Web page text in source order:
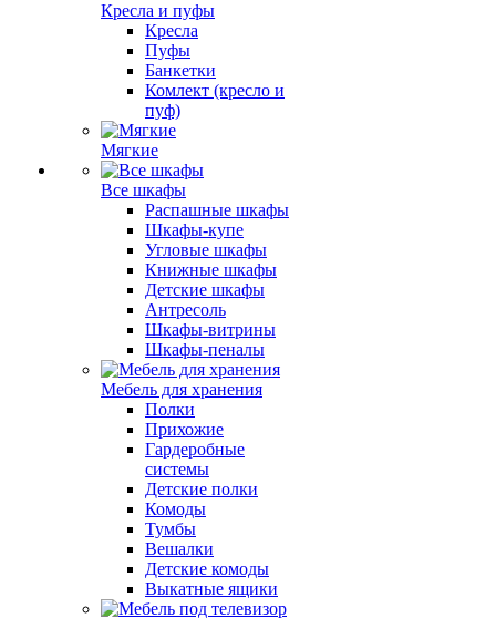
Кресла и пуфы
Кресла
Пуфы
Банкетки
Комлект (кресло и
пуф)
Мягкие
Все шкафы
Распашные шкафы
Шкафы-купе
Угловые шкафы
Книжные шкафы
Детские шкафы
Антресоль
Шкафы-витрины
Шкафы-пеналы
Мебель для хранения
Полки
Прихожие
Гардеробные
системы
Детские полки
Комоды
Тумбы
Вешалки
Детские комоды
Выкатные ящики